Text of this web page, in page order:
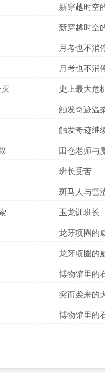
新穿越时空
新穿越时空
月考也不消
月考也不消
史上最大危
触发奇迹温
触发奇迹继
田仓老师与
班长受苦
斑马人与雪
玉龙训班长
龙牙项圈的
龙牙项圈的
博物馆里的
突而袭来的
博物馆里的